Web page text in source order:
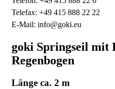
Telefax: +49 415 888 22 22
E-Mail: info@goki.eu
goki Springseil mit
Regenbogen
Länge ca. 2 m